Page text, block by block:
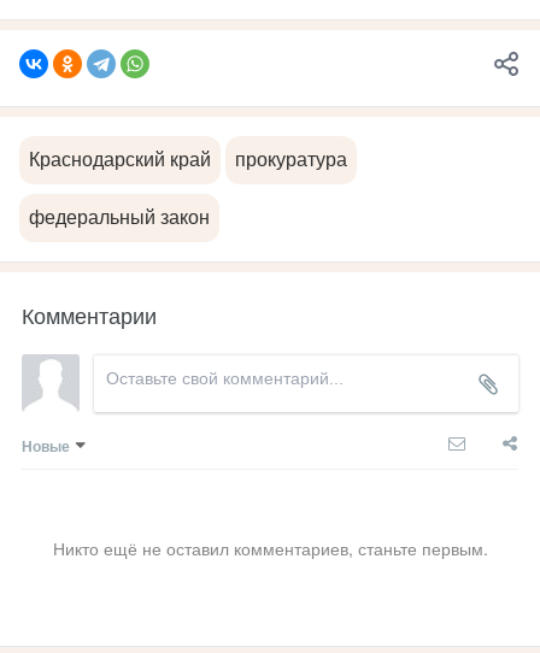
Краснодарский край прокуратура
федеральный закон
Комментарии
Новые
Никто ещё не оставил комментариев, станьте первым.